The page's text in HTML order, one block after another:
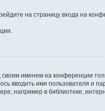
на страницу входа на
своим именем на конференции
вводить имя пользователя и
например в библиотеке,